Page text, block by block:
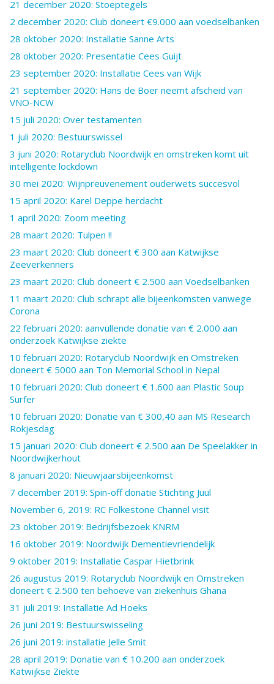
21 december 2020: Stoeptegels
2 december 2020: Club doneert €9.000 aan voedselbanken
28 oktober 2020: Installatie Sanne Arts
28 oktober 2020: Presentatie Cees Guijt
23 september 2020: Installatie Cees van Wijk
21 september 2020: Hans de Boer neemt afscheid van
VNO-NCW
15 juli 2020: Over testamenten
1 juli 2020: Bestuurswissel
3 juni 2020: Rotaryclub Noordwijk en omstreken komt uit
intelligente lockdown
30 mei 2020: Wijnpreuvenement ouderwets succesvol
15 april 2020: Karel Deppe herdacht
1 april 2020: Zoom meeting
28 maart 2020: Tulpen !!
23 maart 2020: Club doneert € 300 aan Katwijkse
Zeeverkenners
23 maart 2020: Club doneert € 2.500 aan Voedselbanken
11 maart 2020: Club schrapt alle bijeenkomsten vanwege
Corona
22 februari 2020: aanvullende donatie van € 2.000 aan
onderzoek Katwijkse ziekte
10 februari 2020: Rotaryclub Noordwijk en Omstreken
doneert € 5000 aan Ton Memorial School in Nepal
10 februari 2020: Club doneert € 1.600 aan Plastic Soup
Surfer
10 februari 2020: Donatie van € 300,40 aan MS Research
Rokjesdag
15 januari 2020: Club doneert € 2.500 aan De Speelakker in
Noordwijkerhout
8 januari 2020: Nieuwjaarsbijeenkomst
7 december 2019: Spin-off donatie Stichting Juul
November 6, 2019: RC Folkestone Channel visit
23 oktober 2019: Bedrijfsbezoek KNRM
16 oktober 2019: Noordwijk Dementievriendelijk
9 oktober 2019: Installatie Caspar Hietbrink
26 augustus 2019: Rotaryclub Noordwijk en Omstreken
doneert € 2.500 ten behoeve van ziekenhuis Ghana
31 juli 2019: Installatie Ad Hoeks
26 juni 2019: Bestuurswisseling
26 juni 2019: installatie Jelle Smit
28 april 2019: Donatie van € 10.200 aan onderzoek
Katwijkse Ziekte